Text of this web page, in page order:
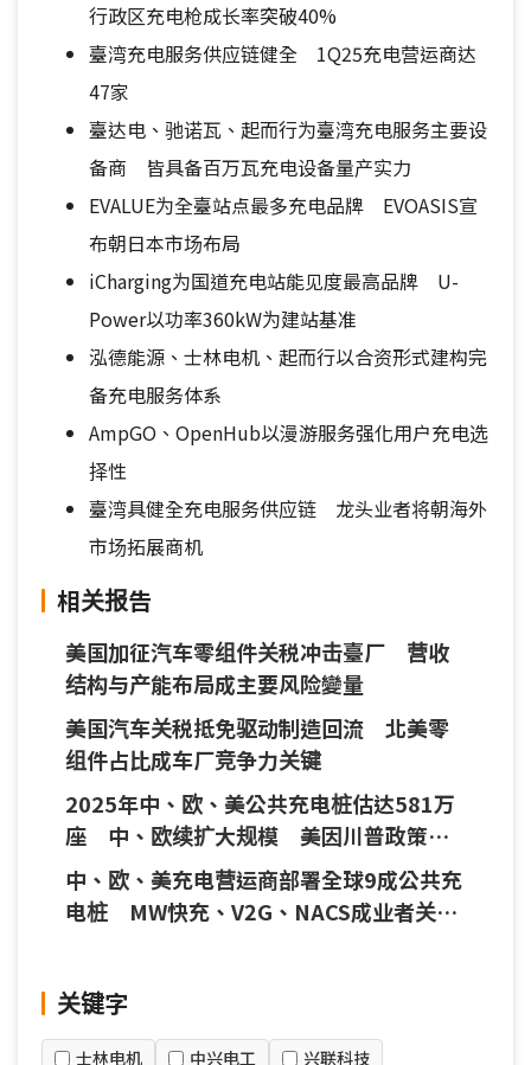
行政区充电枪成长率突破40%
臺湾充电服务供应链健全 1Q25充电营运商达
47家
臺达电、驰诺瓦、起而行为臺湾充电服务主要设
备商 皆具备百万瓦充电设备量产实力
EVALUE为全臺站点最多充电品牌 EVOASIS宣
布朝日本市场布局
iCharging为国道充电站能见度最高品牌 U-
Power以功率360kW为建站基准
泓德能源、士林电机、起而行以合资形式建构完
备充电服务体系
AmpGO、OpenHub以漫游服务强化用户充电选
择性
臺湾具健全充电服务供应链 龙头业者将朝海外
市场拓展商机
相关报告
美国加征汽车零组件关税冲击臺厂 营收
结构与产能布局成主要风险變量
美国汽车关税抵免驱动制造回流 北美零
组件占比成车厂竞争力关键
2025年中、欧、美公共充电桩估达581万
座 中、欧续扩大规模 美因川普政策增
设渐缓
中、欧、美充电营运商部署全球9成公共充
电桩 MW快充、V2G、NACS成业者关注
关键字
士林电机 中兴电工 兴联科技